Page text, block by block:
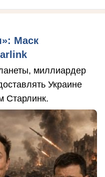
Маск
миллиардер
Украине
Старлинк.